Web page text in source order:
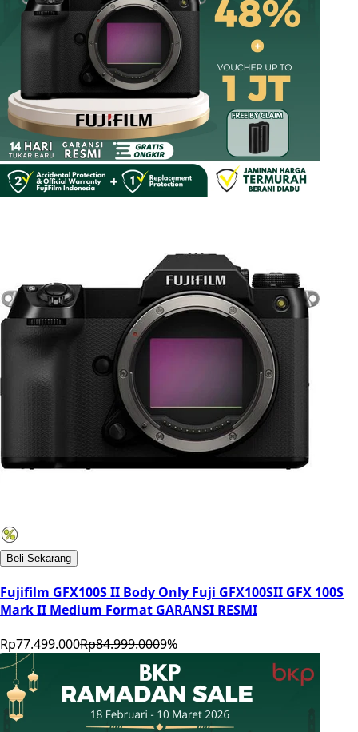
Beli Sekarang
Fujifilm GFX100S II Body Only Fuji GFX100SII GFX 100S
Mark II Medium Format GARANSI RESMI
Rp77.499.000Rp84.999.0009%